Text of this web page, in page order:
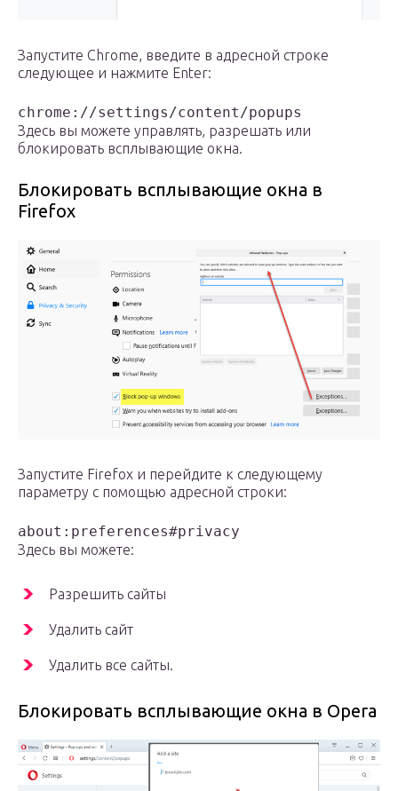
Запустите Chrome, введите в адресной строке
следующее и нажмите Enter:
chrome://settings/content/popups
Здесь вы можете управлять, разрешать или
блокировать всплывающие окна.
Блокировать всплывающие окна в
Firefox
Запустите Firefox и перейдите к следующему
параметру с помощью адресной строки:
about:preferences#privacy
Здесь вы можете:
Разрешить сайты
Удалить сайт
Удалить все сайты.
Блокировать всплывающие окна в Opera